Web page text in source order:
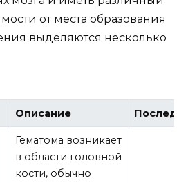
от места образования
выделяются несколько
Описание
Гематома возникает
в области головной
кости, обычно